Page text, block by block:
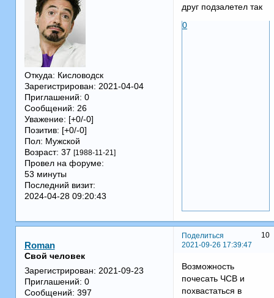
Откуда: Кисловодск
Зарегистрирован: 2021-04-04
Приглашений: 0
Сообщений: 26
Уважение: [+0/-0]
Позитив: [+0/-0]
Пол: Мужской
Возраст: 37 [1988-11-21]
Провел на форуме:
53 минуты
Последний визит:
2024-04-28 09:20:43
друг подзалетел так
0
Поделиться
10
2021-09-26 17:39:47
Roman
Свой человек
Зарегистрирован: 2021-09-23
Приглашений: 0
Сообщений: 397
Возможность
почесать ЧСВ и
похвастаться в